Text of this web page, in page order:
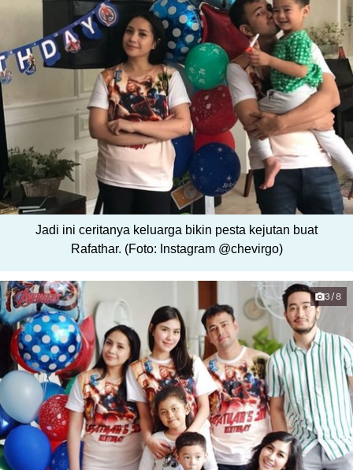
Jadi ini ceritanya keluarga bikin pesta kejutan buat
Rafathar. (Foto: Instagram @chevirgo)
3/8